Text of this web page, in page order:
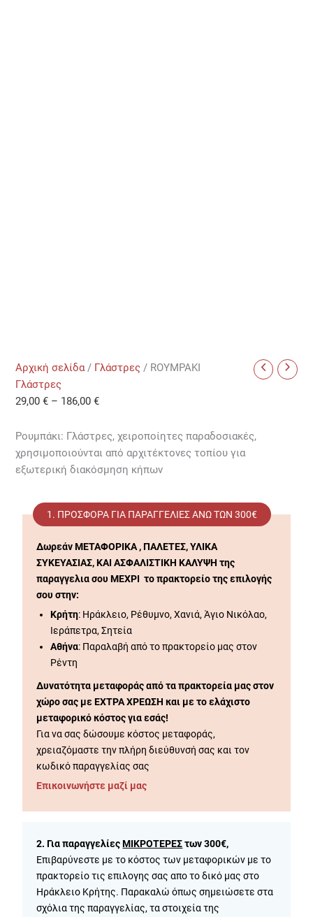
Αρχική σελίδα/ Γλάστρες / ROYMPAKI
Γλάστρες
29,00€ – 186,00€
Ρουμπάκι: Γλάστρες, χειροποίητες παραδοσιακές,
χρησιμοποιούνται από αρχιτέκτονες τοπίου για
εξωτερική διακόσμηση κήπων
1. ΠΡΟΣΦΟΡΆ ΓΙΑ ΠΑΡΑΓΓΕΛΊΕΣ ΑΝΩ ΤΩΝ 300€
Δωρεάν ΜΕΤΑΦΟΡΙΚΑ , ΠΑΛΕΤΕΣ, ΥΛΙΚΑ
ΣΥΚΕΥΑΣΙΑΣ, ΚΑΙ ΑΣΦΑΛΙΣΤΙΚΗ ΚΑΛΥΨΗ της
παραγγελια σου ΜΕΧΡΙ το πρακτορείο της επιλογής
σου στην:
Κρήτη: Ηράκλειο, Ρέθυμνο, Χανιά, Άγιο Νικόλαο,
Ιεράπετρα, Σητεία
Αθήνα: Παραλαβή από το πρακτορείο μας στον
Ρέντη
Δυνατότητα μεταφοράς από τα πρακτορεία μας στον
χώρο σας με ΕΧΤΡΑ ΧΡΕΩΣΗ και με το ελάχιστο
μεταφορικό κόστος για εσάς!
Για να σας δώσουμε κόστος μεταφοράς,
χρειαζόμαστε την πλήρη διεύθυνσή σας και τον
κωδικό παραγγελίας σας
Επικοινωνήστε μαζί μας
2. Για παραγγελίεςΜΙΚΡΟΤΕΡΕΣτων 300€,
Επιβαρύνεστε με το κόστος των μεταφορικών με το
πρακτορείο τις επιλογης σας απο το δικό μας στο
Ηράκλειο Κρήτης. Παρακαλώ όπως σημειώσετε στα
σχόλια της παραγγελίας, τα στοιχεία της